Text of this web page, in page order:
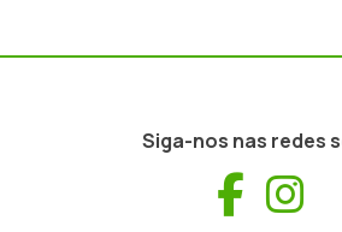
Siga-nos nas redes